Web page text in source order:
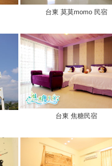
台東 莫莫momo 民宿
台東 焦糖民宿